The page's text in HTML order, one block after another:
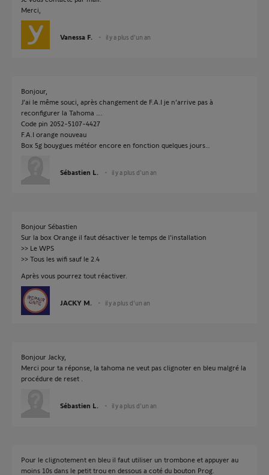
Merci,
Vanessa F. il y a plus d'un an
Bonjour,
J’ai le même souci, après changement de F.A.I je n’arrive pas à
reconfigurer la Tahoma ….
Code pin 2052-5107-4427
F.A.I orange nouveau
Box 5g bouygues météor encore en fonction quelques jours…
Sébastien L. il y a plus d'un an
Bonjour Sébastien
Sur la box Orange il faut désactiver le temps de l'installation
>> Le WPS
>> Tous les wifi sauf le 2.4
Après vous pourrez tout réactiver.
JACKY M. il y a plus d'un an
Bonjour Jacky,
Merci pour ta réponse, la tahoma ne veut pas clignoter en bleu malgré la
procédure de reset .
Sébastien L. il y a plus d'un an
Pour le clignotement en bleu il faut utiliser un trombone et appuyer au
moins 10s dans le petit trou en dessous a coté du bouton Prog.